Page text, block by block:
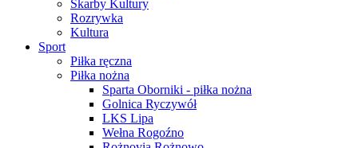
Skarby Kultury
Rozrywka
Kultura
Sport
Piłka ręczna
Piłka nożna
Sparta Oborniki - piłka nożna
Golnica Ryczywół
LKS Lipa
Wełna Rogoźno